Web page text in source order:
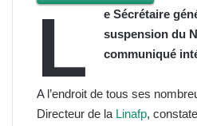
L
e Sécrétaire
suspension du
communiqué
A l’endroit de tous ses
Directeur de la Linafp,